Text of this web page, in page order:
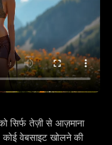
सिर्फ तेज़ी से आज़माना
वेबसाइट खोलने की